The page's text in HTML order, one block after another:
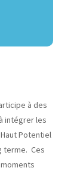
à des
intégrer les
Potentiel
terme. Ces